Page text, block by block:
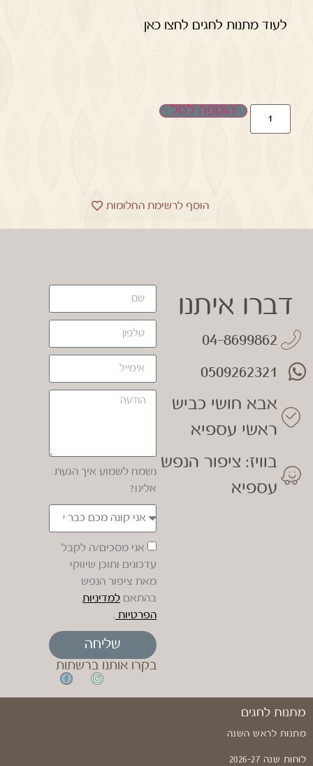
לעוד מתנות לחגים לחצו כאן
הוספה לסל
הוסף לרשימת החלומות
דברו איתנו
04-8699862
0509262321
אבא חושי כביש
ראשי עספיא
בוויז: ציפור הנפש
עספיא
נשמח לשמוע איך הגעת
אלינו?
אני מסכים/ה לקבל
עדכונים ותוכן שיווקי
מאת ציפור הנפש
בהתאם למדיניות
הפרטיות .
שליחה
בקרו אותנו ברשתות
מתנות לחגים
מתנות לראש השנה
לוחות שנה 2026-27